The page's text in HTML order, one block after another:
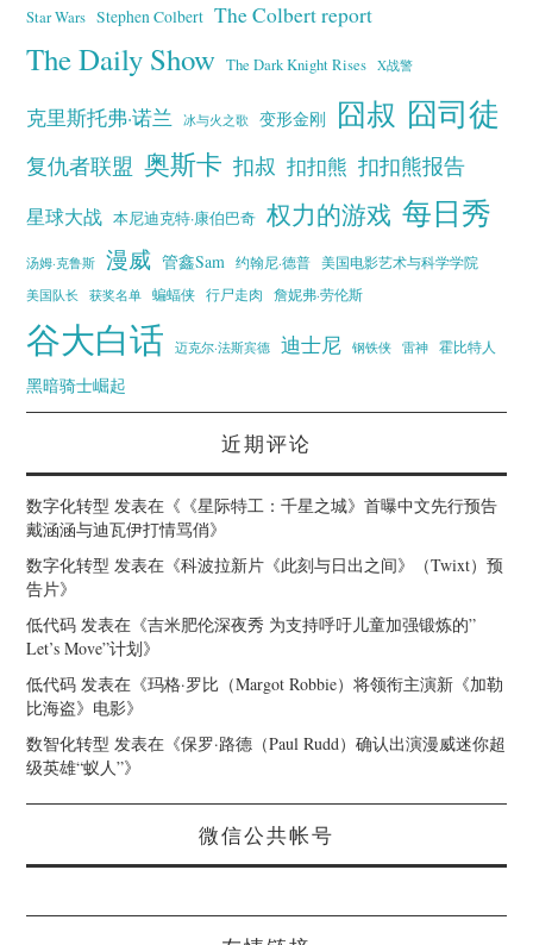
Star Wars Stephen Colbert The Colbert report
The Daily Show The Dark Knight Rises X战警
克里斯托弗·诺兰 冰与火之歌 变形金刚 囧叔 囧司徒
复仇者联盟 奥斯卡 扣叔 扣扣熊 扣扣熊报告
星球大战 本尼迪克特·康伯巴奇 权力的游戏 每日秀
汤姆·克鲁斯 漫威 管鑫Sam 约翰尼·德普
美国电影艺术与科学学院
美国队长
获奖名单 蝙蝠侠 行尸走肉 詹妮弗·劳伦斯
谷大白话 迈克尔·法斯宾德 迪士尼 钢铁侠 雷神 霍比特人
黑暗骑士崛起
近期评论
数字化转型 发表在《 《星际特工：千星之城》首曝中文先行预告
戴涵涵与迪瓦伊打情骂俏》
数字化转型 发表在《科波拉新片《此刻与日出之间》（Twixt）预
告片》
低代码 发表在《吉米肥伦深夜秀 为支持呼吁儿童加强锻炼的”
Let’s Move”计划》
低代码 发表在《玛格·罗比（Margot Robbie）将领衔主演新《加勒
比海盗》电影》
数智化转型 发表在《保罗·路德（Paul Rudd）确认出演漫威迷你超
级英雄“蚁人”》
微信公共帐号